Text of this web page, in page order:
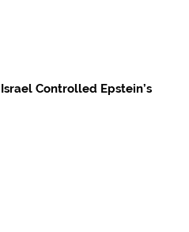
Controlled Epstein’s